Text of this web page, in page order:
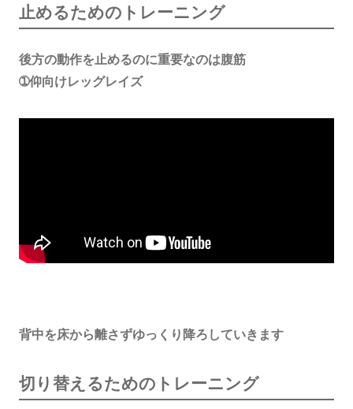
止めるためのトレーニング
後方の動作を止めるのに重要なのは腹筋
➀仰向けレッグレイズ
背中を床から離さずゆっくり降ろしていきます
切り替えるためのトレーニング